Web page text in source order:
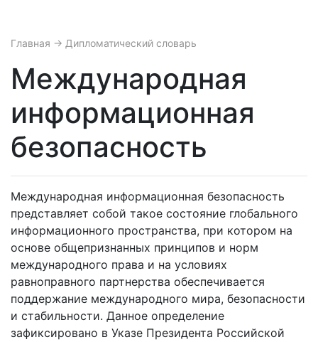
Главная → Дипломатический словарь
Международная
информационная
безопасность
Международная информационная безопасность
представляет собой такое состояние глобального
информационного пространства, при котором на
основе общепризнанных принципов и норм
международного права и на условиях
равноправного партнерства обеспечивается
поддержание международного мира, безопасности
и стабильности. Данное определение
зафиксировано в Указе Президента Российской